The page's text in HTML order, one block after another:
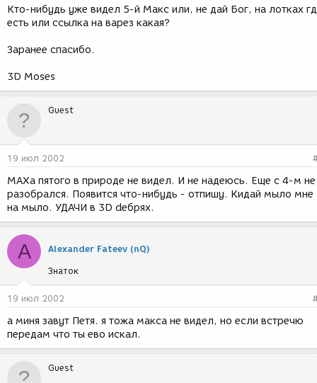
я
Кто-нибудь уже видел 5-й Макс или, не дай Бог, на лотках
есть или ссылка на варез какая?
Заранее спасибо.
3D Moses
Guest
19 июл 2002
MAXa пятого в природе не видел. И не надеюсь. Еще с 4-м не
разобрался. Появится что-нибудь - отпишу. Кидай мыло мне
на мыло. УДАЧИ в 3D dебрях.
A Alexander Fateev (nQ)
Знаток
19 июл 2002
а миня завут Петя. я тожа макса не видел, но если встречю
передам что ты ево искал.
Guest